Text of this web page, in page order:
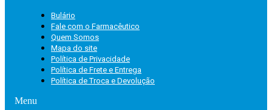
Bulário
Fale com o Farmacêutico
Quem Somos
Mapa do site
Política de Privacidade
Política de Frete e Entrega
Política de Troca e Devolução
Menu